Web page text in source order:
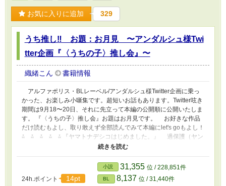
お気に入りに追加 329
うち推し‼︎ お題：お月見 〜アンダルシュ様Twi
tter企画『〈うちの子〉推し会』〜
織緒こん 書籍情報
アルファポリス・BLレーベル/アンダルシュ様Twitter企画に乗っ
かった、お楽しみ小噺集です。超短いお話もあります。Twitter呟き
期間は9月18〜20日、それに先立って本編の公開順に公開いたしま
す。 『〈うちの子〉推し会』お題はお月見です。 お好きな作品
だけ読むもよし、取り敢えず全部読んでみて本編にlet's goもよし！
⁂ ⁂ ⁂ ⁂ ⁂ 『ヤマトナデシコはじめました。』 過保護（ヤン
デレ予備軍）王太子×アホの子着物男子。異世界転移した男子高校
ん。』 ビジネスチャラ男会計×平凡地味の皮を被った傾国。本編
の舞台はなんちゃって王道学園。 『主人公はふたりいる。』 男
前風紀委員長×モブその三。乙女ゲームの中に転生した男子高校生
24h.ポイント 14pt
小説 31,355 位 / 228,851件
BL 8,137 位 / 31,440件